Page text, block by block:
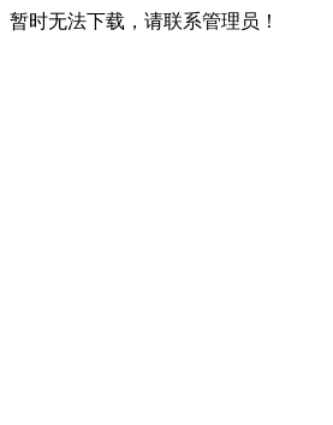
暂时无法下载，请联系管理员！